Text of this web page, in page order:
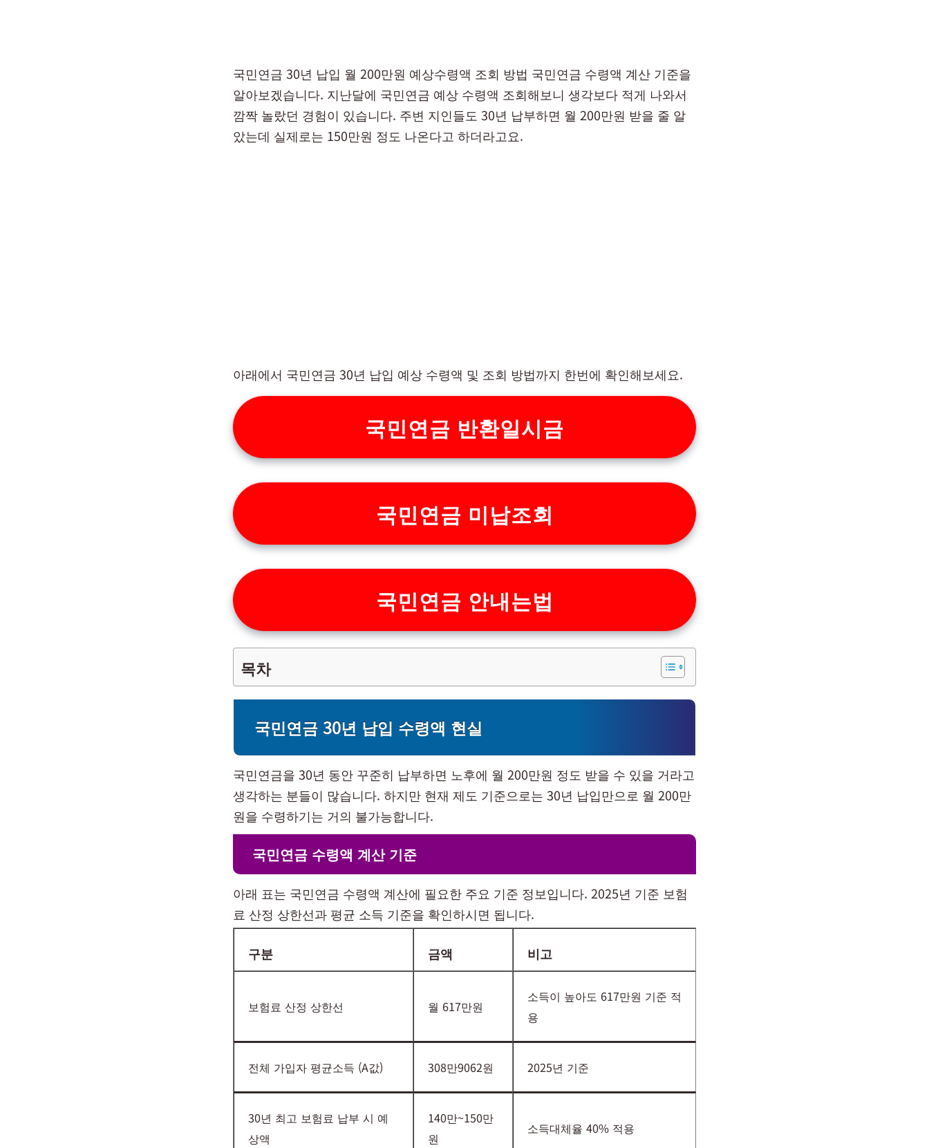
국민연금 30년 납입 월 200만원 예상수령액 조회 방법 국민연금 수령액 계산 기준을
알아보겠습니다. 지난달에 국민연금 예상 수령액 조회해보니 생각보다 적게 나와서
깜짝 놀랐던 경험이 있습니다. 주변 지인들도 30년 납부하면 월 200만원 받을 줄 알
았는데 실제로는 150만원 정도 나온다고 하더라고요.
아래에서 국민연금 30년 납입 예상 수령액 및 조회 방법까지 한번에 확인해보세요.
국민연금 반환일시금
국민연금 미납조회
국민연금 안내는법
목차
국민연금 30년 납입 수령액 현실
국민연금을 30년 동안 꾸준히 납부하면 노후에 월 200만원 정도 받을 수 있을 거라고
생각하는 분들이 많습니다. 하지만 현재 제도 기준으로는 30년 납입만으로 월 200만
원을 수령하기는 거의 불가능합니다.
국민연금 수령액 계산 기준
아래 표는 국민연금 수령액 계산에 필요한 주요 기준 정보입니다. 2025년 기준 보험
료 산정 상한선과 평균 소득 기준을 확인하시면 됩니다.
구분 금액 비고
보험료 산정 상한선 월 617만원
소득이 높아도 617만원 기준 적
용
전체 가입자 평균소득 (A값) 308만9062원 2025년 기준
30년 최고 보험료 납부 시 예
상액
140만~150만
원
소득대체율 40% 적용